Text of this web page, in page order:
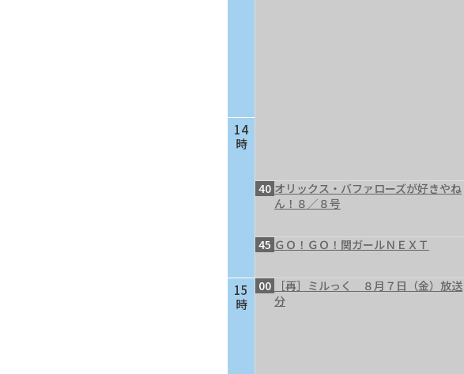
14
時
15
時
40 オリックス・バファローズが好きやね
ん！８／８号
45 ＧＯ！ＧＯ！関ガールＮＥＸＴ
00
［再］ミルっく ８月７日（金）放送
分